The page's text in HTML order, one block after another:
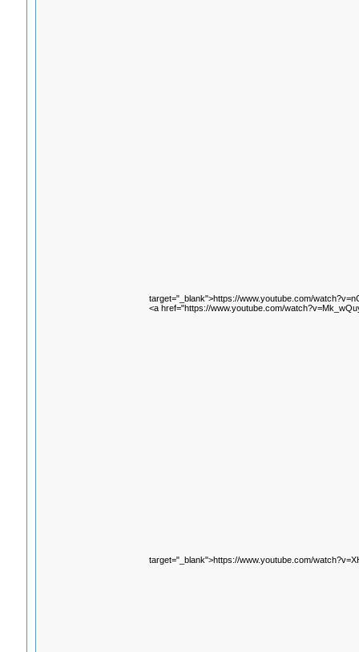
target="_blank">https://www.youtube.com/
<a href="https://www.youtube.com/
target="_blank">https://www.youtube.com/